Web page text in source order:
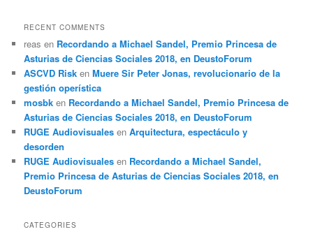
RECENT COMMENTS
reas en Recordando a Michael Sandel, Premio Princesa de
Asturias de Ciencias Sociales 2018, en DeustoForum
ASCVD Risk enMuere Sir Peter Jonas, revolucionario de la
gestión operística
mosbk en Recordando a Michael Sandel, Premio Princesa de
Asturias de Ciencias Sociales 2018, en DeustoForum
RUGE Audiovisuales enArquitectura, espectáculo y
desorden
RUGE Audiovisuales en Recordando a Michael Sandel,
Premio Princesa de Asturias de Ciencias Sociales 2018, en
DeustoForum
CATEGORIES